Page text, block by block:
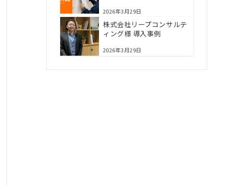
2026年3月29日
株式会社リープコンサルテ
ィング様 導入事例
2026年3月29日